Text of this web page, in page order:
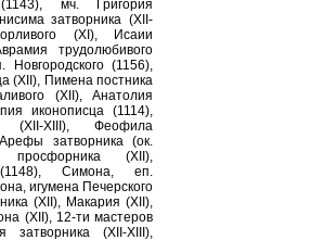
мч. Григория
затворника (XII-
(XI), Исаии
трудолюбивого
(1156),
(XII), Пимена постника
(XII), Анатолия
иконописца (1114),
(XII-XIII), Феофила
затворника (ок.
просфорника (XII),
Симона, еп.
игумена Печерского
(XII), Макария (XII),
(XII), 12-ти мастеров
затворника (XII-XIII),